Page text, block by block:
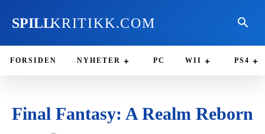
SPILLKRITIKK.COM
FORSIDEN NYHETER PC WII PS4
Final Fantasy: A Realm Reborn